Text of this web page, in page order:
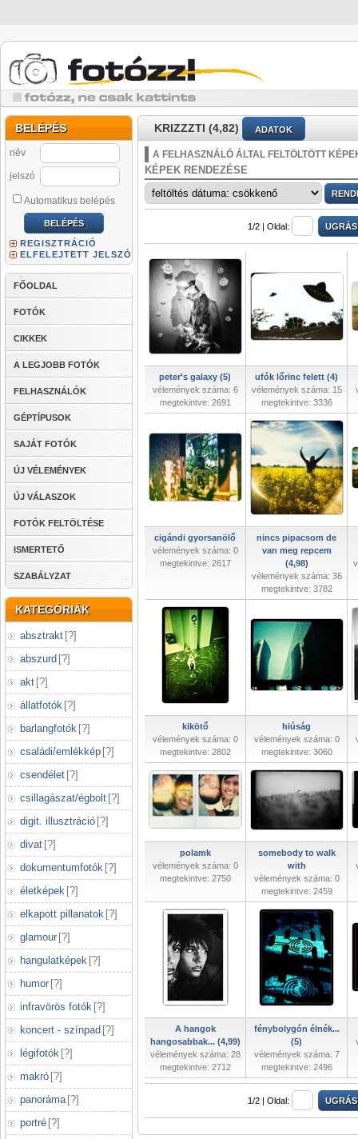
BELÉPÉS
név
jelszó
Automatikus belépés
REGISZTRÁCIÓ
ELFELEJTETT JELSZÓ
FŐOLDAL
FOTÓK
CIKKEK
A LEGJOBB FOTÓK
FELHASZNÁLÓK
GÉPTÍPUSOK
SAJÁT FOTÓK
ÚJ VÉLEMÉNYEK
ÚJ VÁLASZOK
FOTÓK FELTÖLTÉSE
ISMERTETŐ
SZABÁLYZAT
KATEGÓRIÁK
absztrakt [?]
abszurd [?]
akt [?]
állatfotók [?]
barlangfotók [?]
családi/emlékkép [?]
csendélet [?]
csillagászat/égbolt [?]
digit. illusztráció [?]
divat [?]
dokumentumfotók [?]
életképek [?]
elkapott pillanatok [?]
glamour [?]
hangulatképek [?]
humor [?]
infravörös fotók [?]
koncert - színpad [?]
légifotók [?]
makró [?]
panoráma [?]
portré [?]
KRIZZZTI (4,82) ADATOK
A FELHASZNÁLÓ ÁLTAL FELTÖLTÖTT
KÉPEK RENDEZÉSE
1/2 | Oldal:
peter's galaxy (5)
vélemények száma: 6
megtekintve: 2691
ufók lőrinc felett (4)
vélemények száma: 15
megtekintve: 3336
cigándi gyorsanölő
vélemények száma: 0
megtekintve: 2617
nincs pipacsom de
van meg repcem
(4,98)
vélemények száma: 36
megtekintve: 3782
kikötő
vélemények száma: 0
megtekintve: 2802
hiúság
vélemények száma: 0
megtekintve: 3060
polamk
vélemények száma: 0
megtekintve: 2750
somebody to walk
with
vélemények száma: 0
megtekintve: 2459
A hangok
hangosabbak... (4,99)
vélemények száma: 28
megtekintve: 2712
fénybolygón élnék...
(5)
vélemények száma: 7
megtekintve: 2496
1/2 | Oldal: